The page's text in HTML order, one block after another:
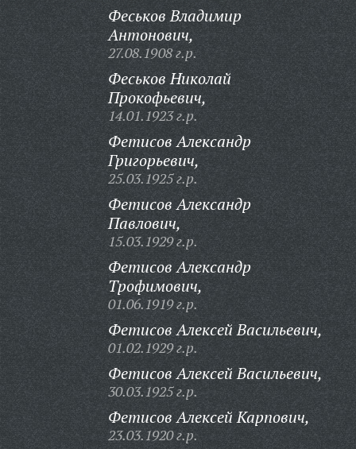
Феськов Владимир
Антонович,
27.08.1908 г.р.
Феськов Николай
Прокофьевич,
14.01.1923 г.р.
Фетисов Александр
Григорьевич,
25.03.1925 г.р.
Фетисов Александр
Павлович,
15.03.1929 г.р.
Фетисов Александр
Трофимович,
01.06.1919 г.р.
Фетисов Алексей Васильевич,
01.02.1929 г.р.
Фетисов Алексей Васильевич,
30.03.1925 г.р.
Фетисов Алексей Карпович,
23.03.1920 г.р.